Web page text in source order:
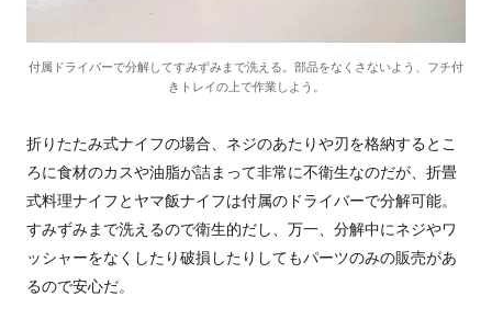
付属ドライバーで分解してすみずみまで洗える。部品をなくさないよう、フチ付
きトレイの上で作業しよう。
折りたたみ式ナイフの場合、ネジのあたりや刃を格納するとこ
ろに食材のカスや油脂が詰まって非常に不衛生なのだが、折畳
式料理ナイフとヤマ飯ナイフは付属のドライバーで分解可能。
すみずみまで洗えるので衛生的だし、万一、分解中にネジやワ
ッシャーをなくしたり破損したりしてもパーツのみの販売があ
るので安心だ。